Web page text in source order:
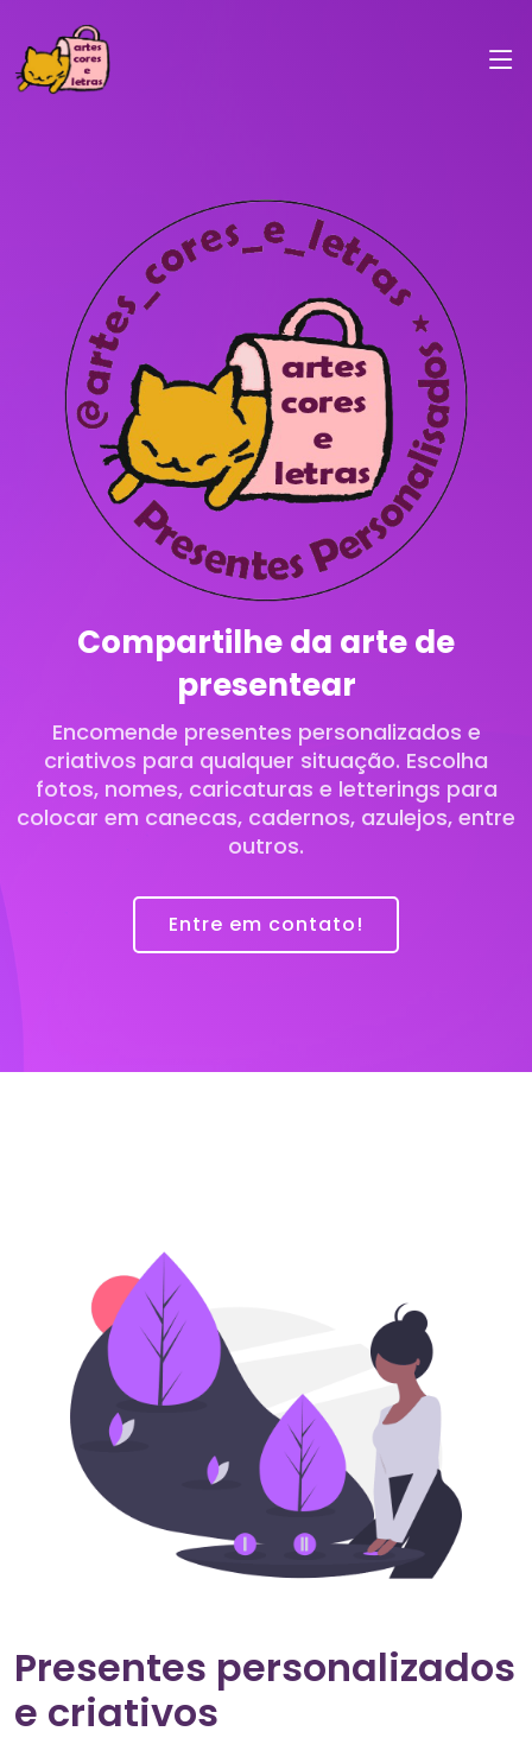
Compartilhe da arte de
presentear
Encomende presentes personalizados e
criativos para qualquer situação. Escolha
fotos, nomes, caricaturas e letterings para
colocar em canecas, cadernos, azulejos, entre
outros.
Entre em contato!
Presentes personalizados
e criativos